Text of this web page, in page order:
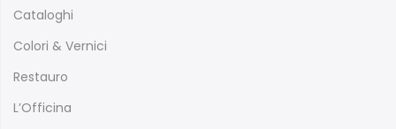
Cataloghi
Colori & Vernici
Restauro
L’Officina